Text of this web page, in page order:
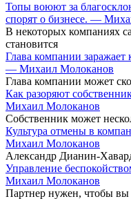
Топы воюют за
спорят о бизнесе. —
В некоторых компаниях
становится
Глава компании
— Михаил Молоканов
Глава компании может
Как разоряют
Михаил Молоканов
Собственник может
Культура отмены в
Михаил Молоканов
Александр Дианин-
Управление
Михаил Молоканов
Партнер нужен, чтобы вы